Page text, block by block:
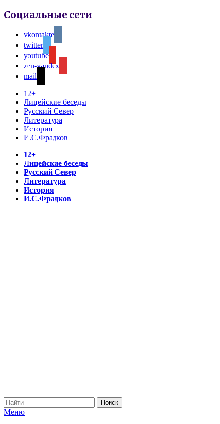
Социальные сети
vkontakte
twitter
youtube
zen-yandex
mail
12+
Лицейские беседы
Русский Север
Литература
История
И.С.Фрадков
12+
Лицейские беседы
Русский Север
Литература
История
И.С.Фрадков
Меню